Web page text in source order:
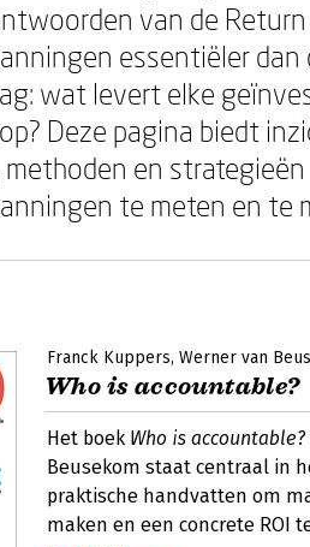
van de
essentiëler
wat levert elke
Deze pagina biedt
methoden en
te meten en te
Franck Kuppers Werner van
Who is accountable?
Het boek Who is accountable?
Beusekom staat centraal in
praktische handvatten om
maken en een concrete ROI